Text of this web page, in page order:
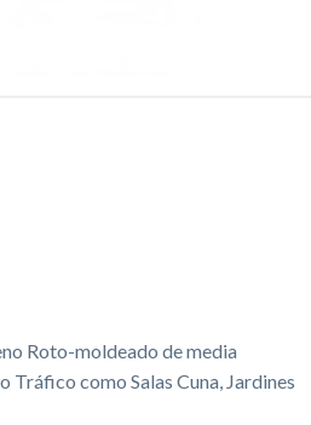
Roto-moldeado de media
Tráfico como Salas Cuna, Jardines